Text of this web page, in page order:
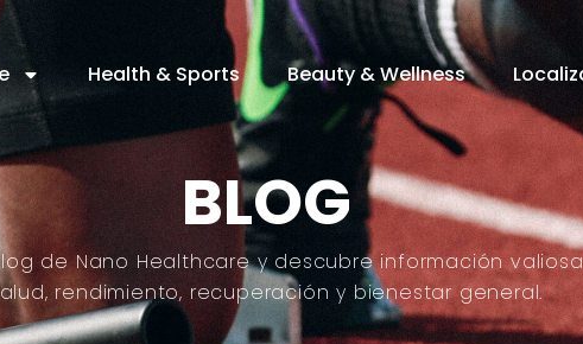
Health & Sports Beauty & Wellness
BLOG
de Nano Healthcare y descubre información
rendimiento, recuperación y bienestar general.